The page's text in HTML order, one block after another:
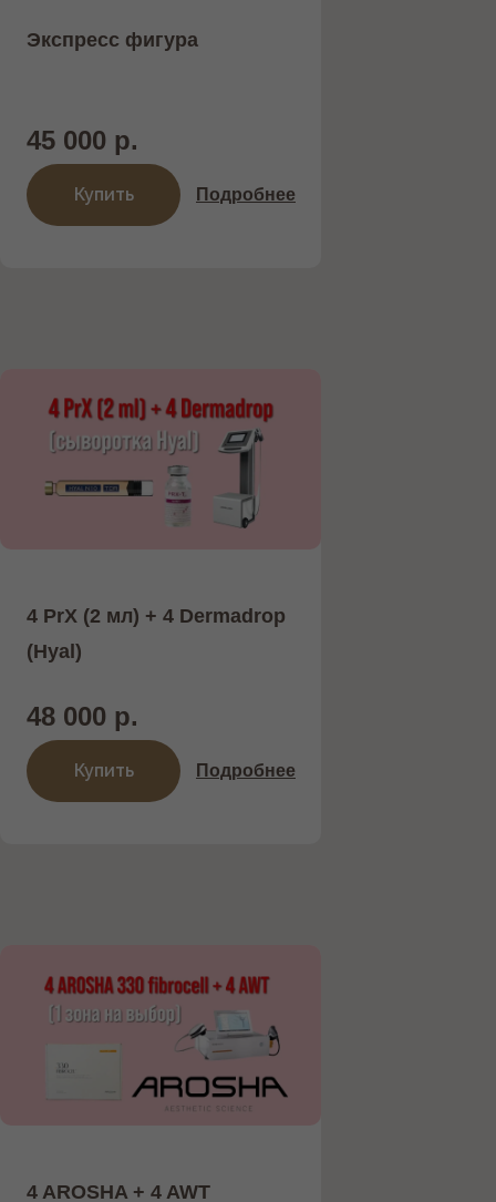
Подробнее
45 000 р.
Экспресс фигура
Купить
Подробнее
48 000 р.
4 PrX (2 мл) + 4 Dermadrop
(Hyal)
Купить
4 AROSHA + 4 AWT